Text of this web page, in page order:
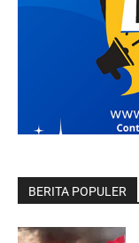
BERITA POPULER